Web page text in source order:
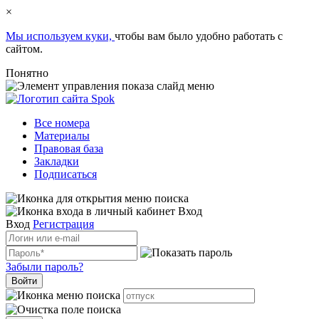
×
Мы используем куки, чтобы вам было удобно работать с
сайтом.
Понятно
Все номера
Материалы
Правовая база
Закладки
Подписаться
Вход
Вход Регистрация
Забыли пароль?
Войти